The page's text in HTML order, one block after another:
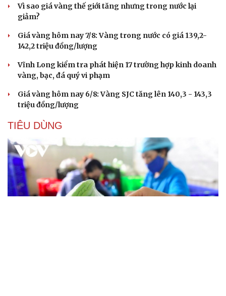
Vì sao giá vàng thế giới tăng nhưng trong nước lại
giảm?
Giá vàng hôm nay 7/8: Vàng trong nước có giá 139,2-
142,2 triệu đồng/lượng
Vĩnh Long kiểm tra phát hiện 17 trường hợp kinh doanh
vàng, bạc, đá quý vi phạm
Giá vàng hôm nay 6/8: Vàng SJC tăng lên 140,3 - 143,3
triệu đồng/lượng
TIÊU DÙNG